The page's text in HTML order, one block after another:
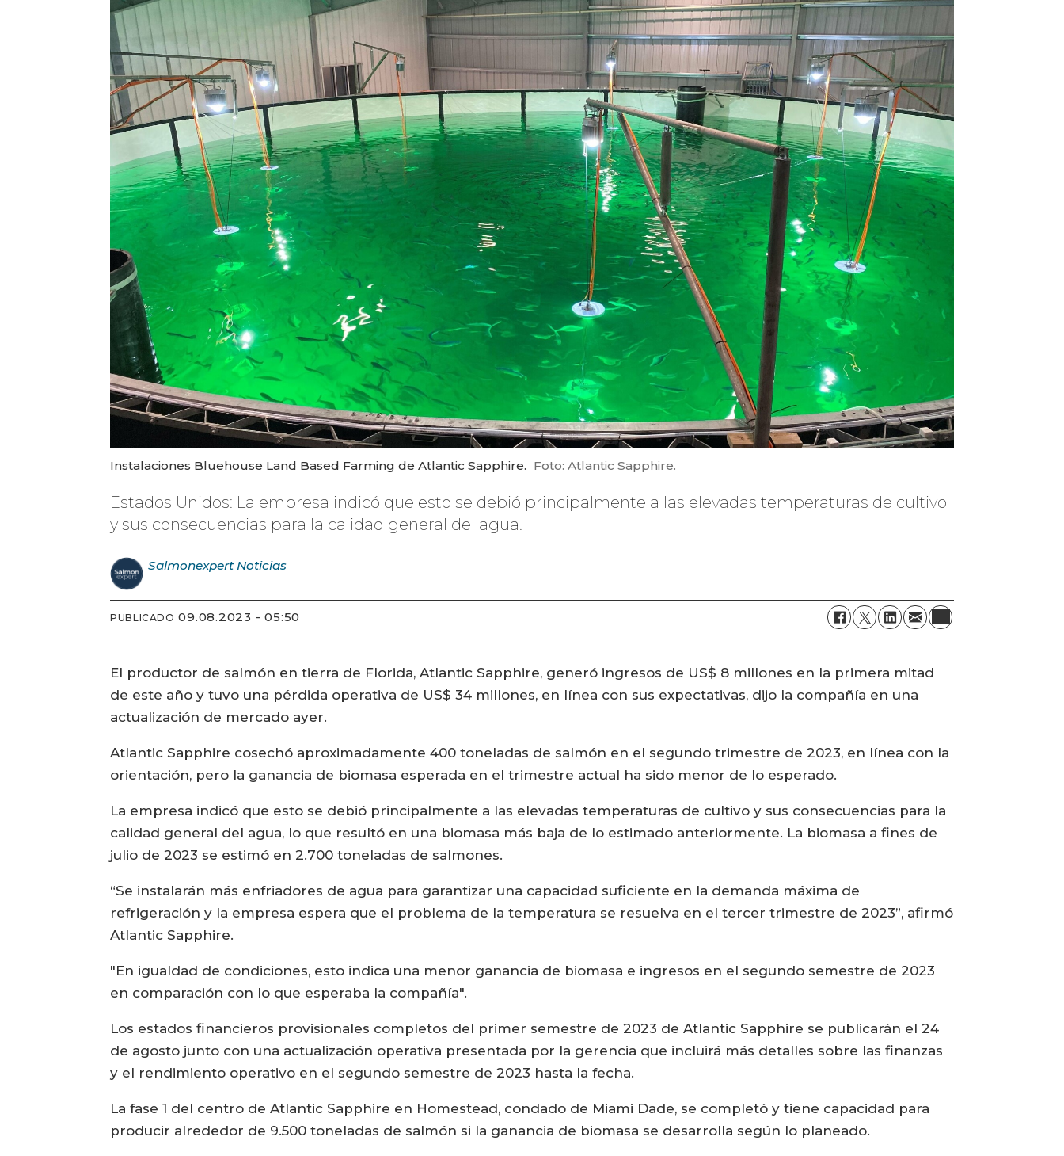
Instalaciones Bluehouse Land Based Farming de Atlantic Sapphire. Foto: Atlantic Sapphire.
Estados Unidos: La empresa indicó que esto se debió principalmente a las elevadas temperaturas de cultivo
y sus consecuencias para la calidad general del agua.
Salmonexpert Noticias
PUBLICADO 09.08.2023 - 05:50
El productor de salmón en tierra de Florida, Atlantic Sapphire, generó ingresos de US$ 8 millones en la primera mitad
de este año y tuvo una pérdida operativa de US$ 34 millones, en línea con sus expectativas, dijo la compañía en una
actualización de mercado ayer.
Atlantic Sapphire cosechó aproximadamente 400 toneladas de salmón en el segundo trimestre de 2023, en línea con la
orientación, pero la ganancia de biomasa esperada en el trimestre actual ha sido menor de lo esperado.
La empresa indicó que esto se debió principalmente a las elevadas temperaturas de cultivo y sus consecuencias para la
calidad general del agua, lo que resultó en una biomasa más baja de lo estimado anteriormente. La biomasa a fines de
julio de 2023 se estimó en 2.700 toneladas de salmones.
“Se instalarán más enfriadores de agua para garantizar una capacidad suficiente en la demanda máxima de
refrigeración y la empresa espera que el problema de la temperatura se resuelva en el tercer trimestre de 2023”, afirmó
Atlantic Sapphire.
"En igualdad de condiciones, esto indica una menor ganancia de biomasa e ingresos en el segundo semestre de 2023
en comparación con lo que esperaba la compañía".
Los estados financieros provisionales completos del primer semestre de 2023 de Atlantic Sapphire se publicarán el 24
de agosto junto con una actualización operativa presentada por la gerencia que incluirá más detalles sobre las finanzas
y el rendimiento operativo en el segundo semestre de 2023 hasta la fecha.
La fase 1 del centro de Atlantic Sapphire en Homestead, condado de Miami Dade, se completó y tiene capacidad para
producir alrededor de 9.500 toneladas de salmón si la ganancia de biomasa se desarrolla según lo planeado.